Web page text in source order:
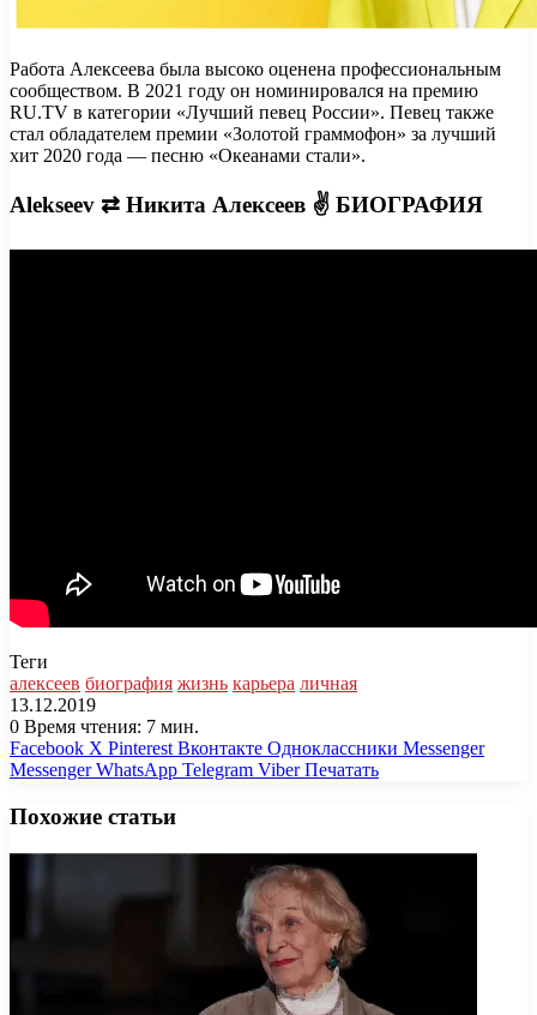
Работа Алексеева была высоко оценена профессиональным
сообществом. В 2021 году он номинировался на премию
RU.TV в категории «Лучший певец России». Певец также
стал обладателем премии «Золотой граммофон» за лучший
хит 2020 года — песню «Океанами стали».
Alekseev ⇄ Никита Алексеев ✌ БИОГРАФИЯ
Теги
алексеев биография жизнь карьера личная
13.12.2019
0 Время чтения: 7 мин.
Facebook X Pinterest Вконтакте Одноклассники Messenger
Messenger WhatsApp Telegram Viber Печатать
Похожие статьи